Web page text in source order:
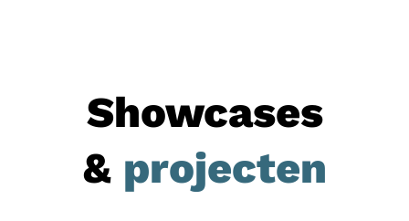
Showcases
& projecten